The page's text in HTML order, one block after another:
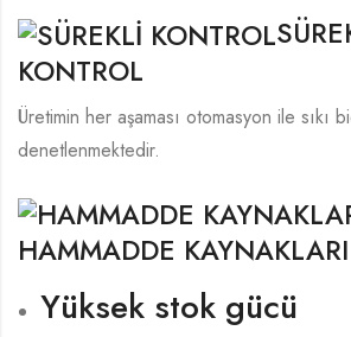
KONTROL
Üretimin her aşaması otomasyon ile sıkı
denetlenmektedir.
HAMMADDE KAYNAKLARI
Yüksek stok gücü